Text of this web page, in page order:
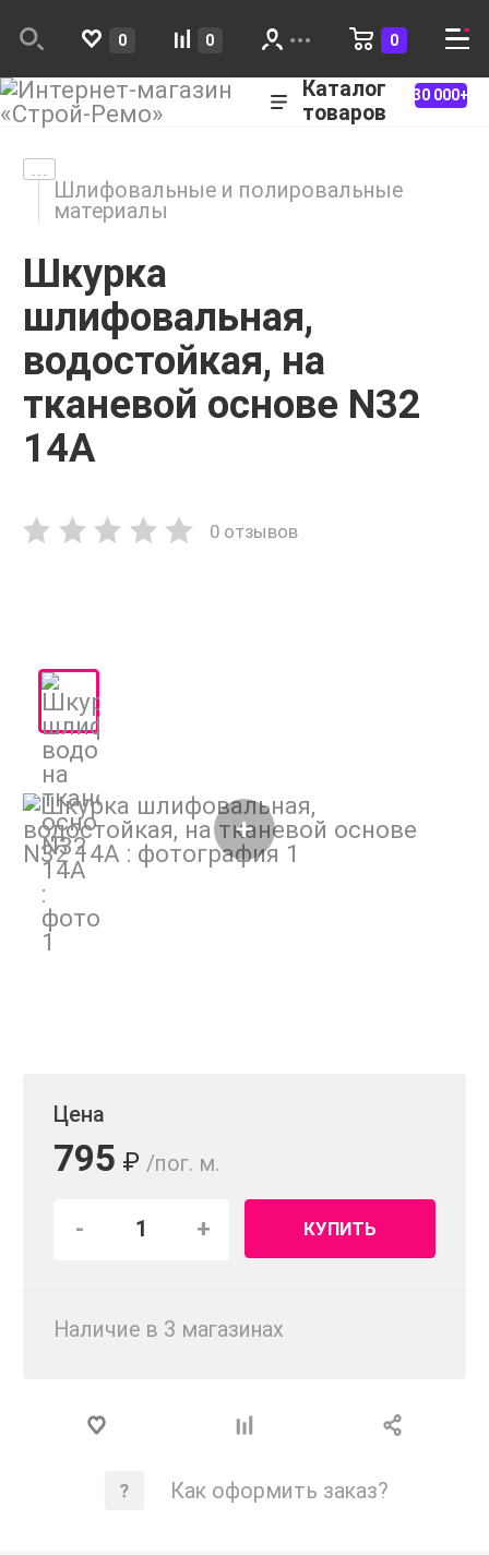
0 0 0
Каталог
товаров
30 000+
Шлифовальные и полировальные
материалы
Шкурка
шлифовальная,
водостойкая, на
тканевой основе N32
14А
0 отзывов
Цена
795 ₽ /пог. м.
- + КУПИТЬ
Наличие в 3 магазинах
Как оформить заказ?